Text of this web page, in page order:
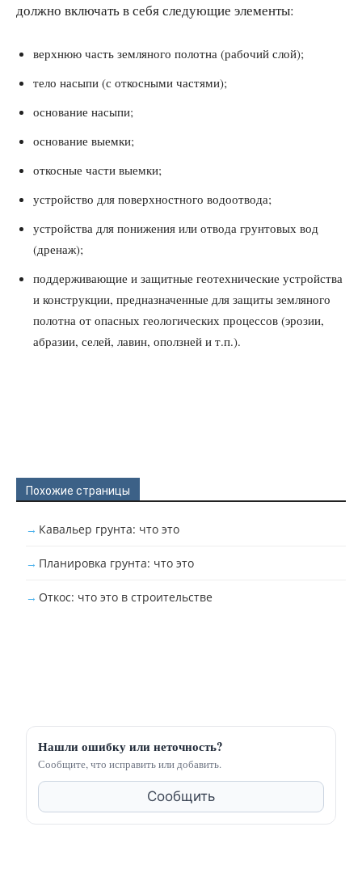
должно включать в себя следующие элементы:
верхнюю часть земляного полотна (рабочий слой);
тело насыпи (с откосными частями);
основание насыпи;
основание выемки;
откосные части выемки;
устройство для поверхностного водоотвода;
устройства для понижения или отвода грунтовых вод
(дренаж);
поддерживающие и защитные геотехнические устройства
и конструкции, предназначенные для защиты земляного
полотна от опасных геологических процессов (эрозии,
абразии, селей, лавин, оползней и т.п.).
Похожие страницы
Кавальер грунта: что это
Планировка грунта: что это
Откос: что это в строительстве
Нашли ошибку или неточность?
Сообщите, что исправить или добавить.
Сообщить